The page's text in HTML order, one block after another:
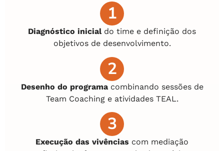
1
Diagnóstico inicialdo time e definição dos
objetivos de desenvolvimento.
2
Desenho do programacombinando sessões de
Team Coaching e atividades TEAL.
3
Execução das vivências com mediação